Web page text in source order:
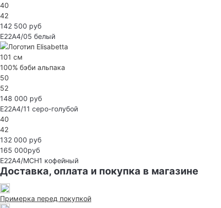
40
42
142 500 руб
E22A4/05 белый
101 см
100% бэби альпака
50
52
148 000 руб
E22A4/11 серо-голубой
40
42
132 000 руб
165 000руб
E22A4/MCH1 кофейный
Доставка, оплата и покупка в магазине
Примерка перед покупкой